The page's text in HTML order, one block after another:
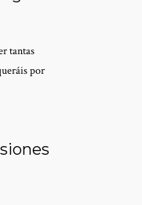
tantas
por